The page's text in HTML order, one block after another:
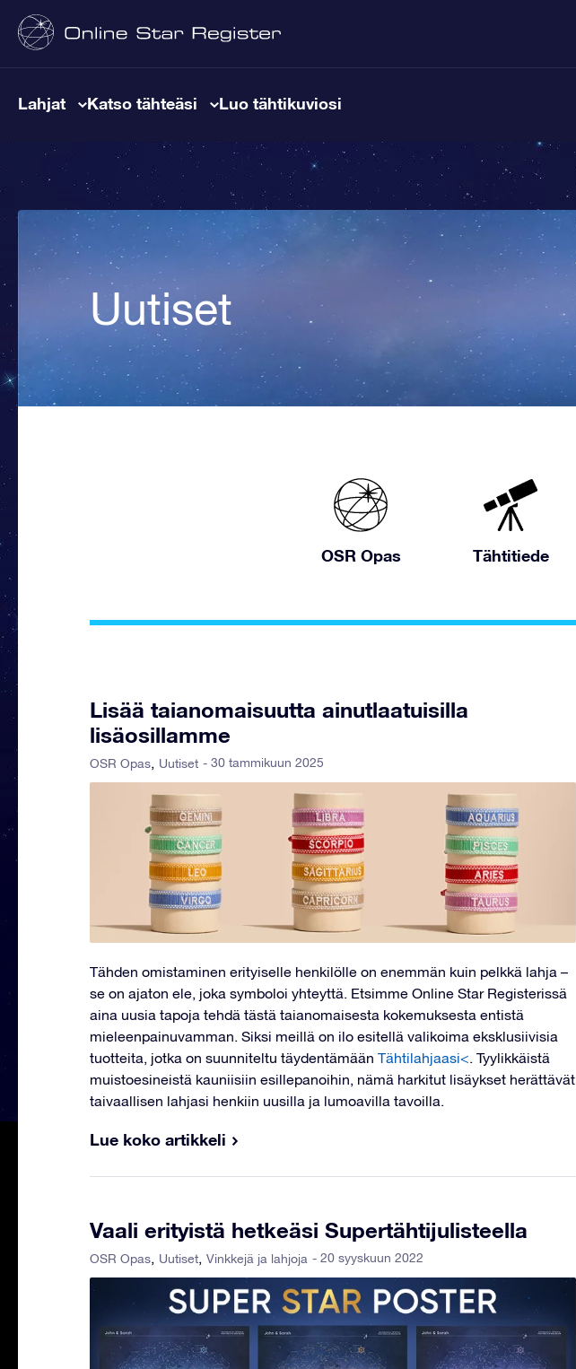
Lahjat Katso tähteäsi Luo tähtikuviosi
Uutiset
OSR Opas Tähtitiede
Lisää taianomaisuutta ainutlaatuisilla
lisäosillamme
OSR Opas Uutiset - 30 tammikuun 2025
Tähden omistaminen erityiselle henkilölle on enemmän kuin pelkkä lahja –
se on ajaton ele, joka symboloi yhteyttä. Etsimme Online Star Registerissä
aina uusia tapoja tehdä tästä taianomaisesta kokemuksesta entistä
mieleenpainuvamman. Siksi meillä on ilo esitellä valikoima eksklusiivisia
tuotteita, jotka on suunniteltu täydentämään Tähtilahjaasi<. Tyylikkäistä
muistoesineistä kauniisiin esillepanoihin, nämä harkitut lisäykset herättävät
taivaallisen lahjasi henkiin uusilla ja lumoavilla tavoilla.
Lue koko artikkeli
Vaali erityistä hetkeäsi Supertähtijulisteella
OSR Opas Uutiset Vinkkejä ja lahjoja - 20 syyskuun 2022